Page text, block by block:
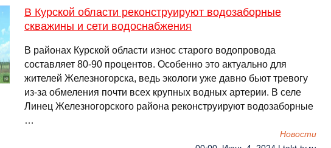
В Курской области реконструируют водозаборные
скважины и сети водоснабжения
В районах Курской области износ старого водопровода
составляет 80-90 процентов. Особенно это актуально для
жителей Железногорска, ведь экологи уже давно бьют тревогу
из-за обмеления почти всех крупных водных артерии. В селе
Линец Железногорского района реконструируют водозаборные
…
Новости